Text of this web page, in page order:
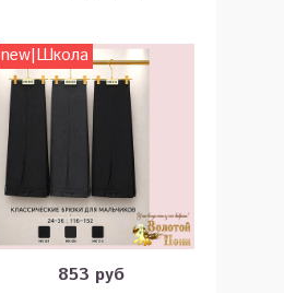
new|Школа
853 руб